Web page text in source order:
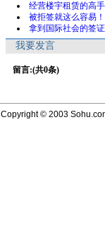
经营楼宇租赁的高手
被拒签就这么容易！
拿到国际社会的签证
我要发言
留言:(共0条)
Copyright © 2003